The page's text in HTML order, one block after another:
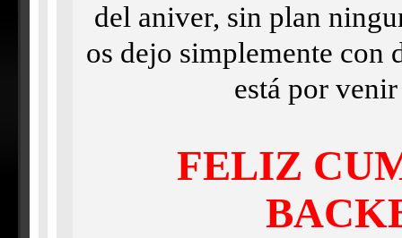
del aniver, sin plan
os dejo simplemente con
está por
FELIZ